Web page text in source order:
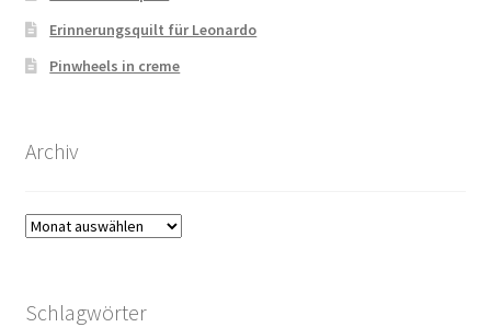
Erinnerungsquilt für Leonardo
Pinwheels in creme
Archiv
Archiv
Schlagwörter